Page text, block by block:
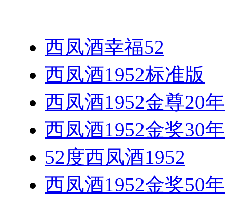
西凤酒幸福52
西凤酒1952标准版
西凤酒1952金尊20年
西凤酒1952金奖30年
52度西凤酒1952
西凤酒1952金奖50年